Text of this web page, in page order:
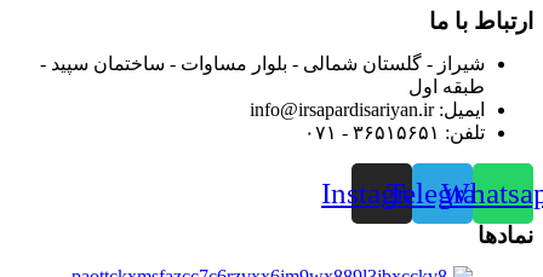
ارتباط با ما
شیراز - گلستان شمالی - بلوار مساوات - ساختمان سپید -
طبقه اول
ایمیل: info@irsapardisariyan.ir
تلفن: ۳۶۵۱۵۶۵۱ - ۰۷۱
Telegram
Instagram
نمادها